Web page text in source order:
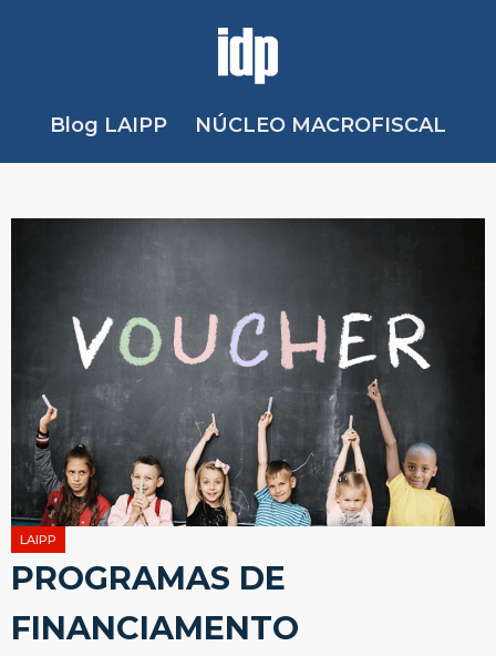
Blog LAIPP NÚCLEO MACROFISCAL
LAIPP
PROGRAMAS DE
FINANCIAMENTO